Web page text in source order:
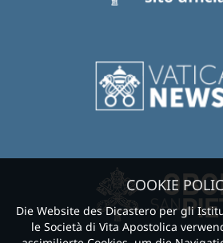
COOKIE
Die Website des Dicastero per gli
le Società di Vita Apostolica